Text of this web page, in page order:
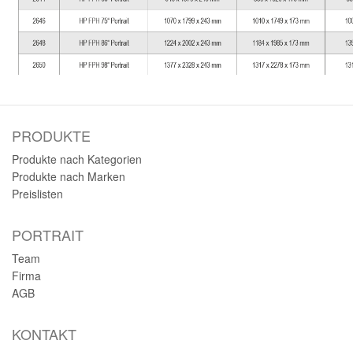
PRODUKTE
Produkte nach Kategorien
Produkte nach Marken
Preislisten
PORTRAIT
Team
Firma
AGB
KONTAKT